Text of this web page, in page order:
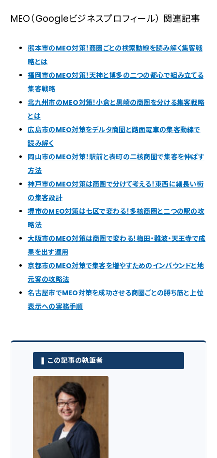
MEO（Googleビジネスプロフィール） 関連記事
熊本市のMEO対策！商圏ごとの検索動線を読み解く集客戦
略とは
福岡市のMEO対策！天神と博多の二つの都心で組み立てる
集客戦略
北九州市のMEO対策！小倉と黒崎の商圏を分ける集客戦略
とは
広島市のMEO対策をデルタ商圏と路面電車の集客動線で
読み解く
岡山市のMEO対策！駅前と表町の二核商圏で集客を伸ばす
方法
神戸市のMEO対策は商圏で分けて考える！東西に細長い街
の集客設計
堺市のMEO対策は七区で変わる！多核商圏と二つの駅の攻
略法
大阪市のMEO対策は商圏で変わる！梅田・難波・天王寺で成
果を出す運用
京都市のMEO対策で集客を増やすためのインバウンドと地
元客の攻略法
名古屋市でMEO対策を成功させる商圏ごとの勝ち筋と上位
表示への実務手順